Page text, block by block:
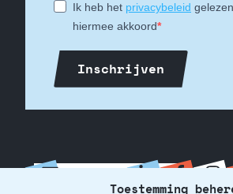
Toestemming
Ik heb het privacybeleid
hiermee akkoord
Inschrijven